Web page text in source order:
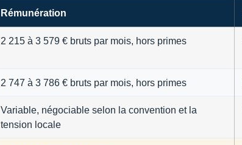
Rémunération
2 215 à 3 579 € bruts par mois, hors primes
2 747 à 3 786 € bruts par mois, hors primes
Variable, négociable selon la convention et la
tension locale